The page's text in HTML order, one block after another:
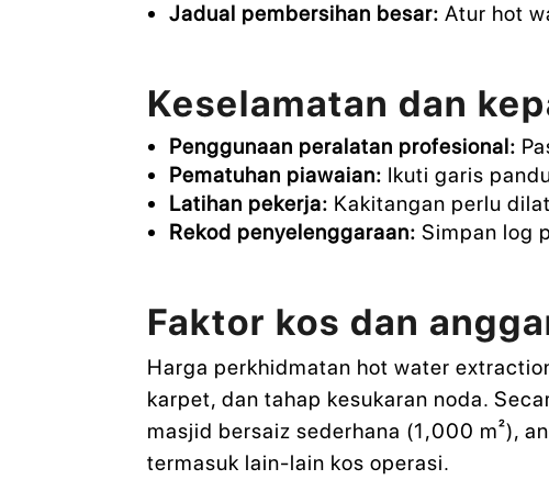
Jadual pembersihan besar: Atur hot
Keselamatan dan
Penggunaan peralatan profesional:
Pematuhan piawaian: Ikuti garis
Latihan pekerja: Kakitangan perlu
Rekod penyelenggaraan: Simpan log
Faktor kos dan
Harga perkhidmatan hot water
karpet, dan tahap kesukaran noda.
masjid bersaiz sederhana (1,000 m²),
termasuk lain-lain kos operasi.